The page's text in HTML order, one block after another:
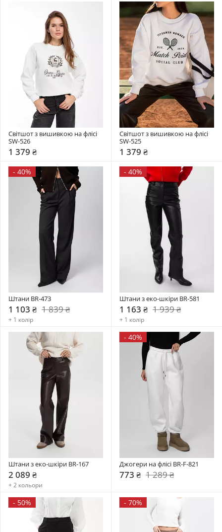
Світшот з вишивкою на флісі
SW-526
1 379 ₴
Світшот з вишивкою на флісі
SW-525
1 379 ₴
- 40%
Штани BR-473
1 103 ₴ 1 839 ₴
+ 1 колір
- 40%
Штани з еко-шкіри BR-581
1 163 ₴ 1 939 ₴
+ 1 колір
Штани з еко-шкіри BR-167
2 089 ₴
+ 2 кольори
- 40%
Джогери на флісі BR-F-821
773 ₴ 1 289 ₴
- 50% - 70%